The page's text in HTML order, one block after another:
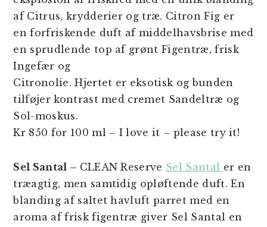
af Citrus, krydderier og træ. Citron Fig er
en forfriskende duft af middelhavsbrise med
en sprudlende top af grønt Figentræ, frisk
Ingefær og
Citronolie. Hjertet er eksotisk og bunden
tilføjer kontrast med cremet Sandeltræ og
Sol-moskus.
Kr 850 for 100 ml – I love it – please try it!
Sel Santal – CLEAN Reserve Sel Santal er en
træagtig, men samtidig opløftende duft. En
blanding af saltet havluft parret med en
aroma af frisk figentræ giver Sel Santal en